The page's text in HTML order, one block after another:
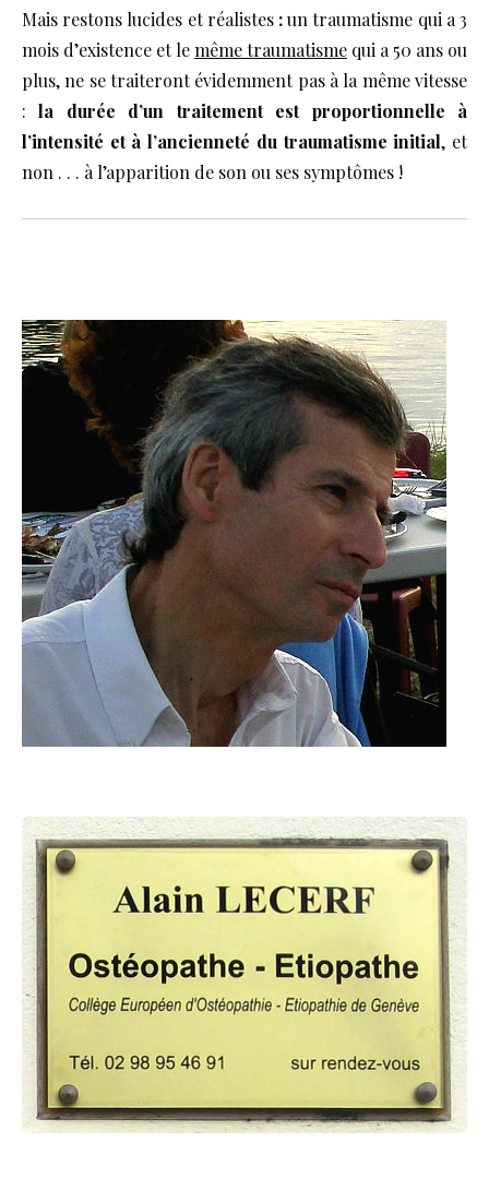
Mais restons lucides et réalistes :un traumatisme qui a 3
mois d’existence et lemême traumatisme qui a 50 ans ou
plus, ne se traiteront évidemment pas à la même vitesse
:la durée d’un traitement est proportionnelle à
l’intensité et à l’ancienneté du traumatisme initial, et
non . . . à l’apparition de son ou ses symptômes !